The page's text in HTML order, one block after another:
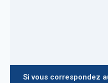
Si vous correspondez